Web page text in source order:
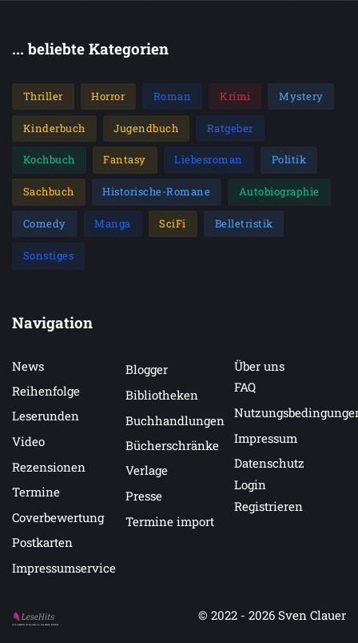
... beliebte Kategorien
Thriller Horror Roman Krimi Mystery
Kinderbuch Jugendbuch Ratgeber
Kochbuch Fantasy Liebesroman Politik
Sachbuch Historische-Romane Autobiographie
Comedy Manga SciFi Belletristik
Sonstiges
Navigation
News
Reihenfolge
Leserunden
Video
Rezensionen
Termine
Coverbewertung
Postkarten
Impressumservice
Blogger
Bibliotheken
Buchhandlungen
Bücherschränke
Verlage
Presse
Termine import
Über uns
FAQ
Impressum
Datenschutz
Login
Registrieren
Auf LeseHits.de findest Du die besten Bücher.
© 2022 - 2026 Sven Clauer